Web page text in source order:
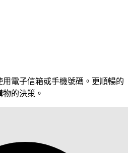
電子信箱或手機號碼。更順暢的
的決策。